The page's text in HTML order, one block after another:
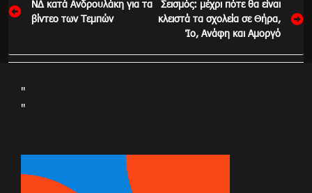
άρθρων
ΝΔ κατά Ανδρουλάκη για τα
βίντεο των Τεμπών
Σεισμός: μέχρι πότε θα είναι
κλειστά τα σχολεία σε Θήρα,
Ίο, Ανάφη και Αμοργό
"
"